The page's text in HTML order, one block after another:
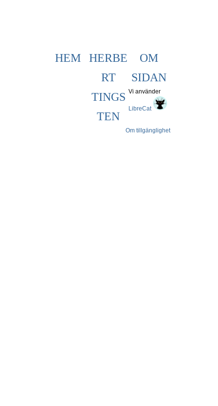
HEM
HERBE
RT
TINGS
TEN
OM
SIDAN
Om tillgänglighet
Vi använder
LibreCat